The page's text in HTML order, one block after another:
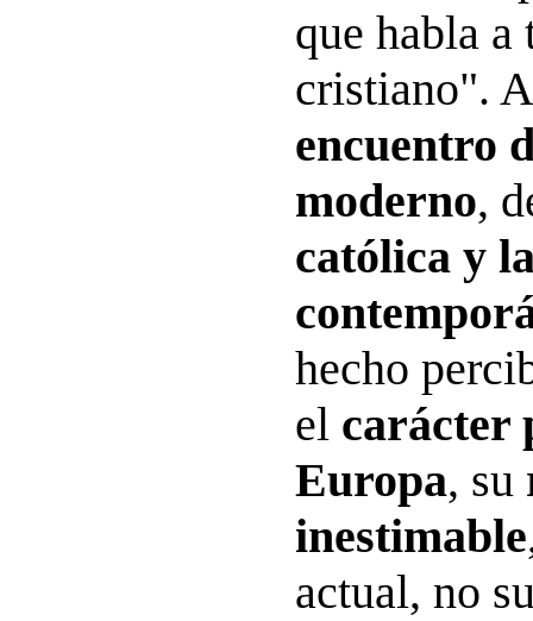
que habla
cristiano".
encuentro
moderno,
católica y
hecho
el carácter
Europa, su
inestimable
actual, no